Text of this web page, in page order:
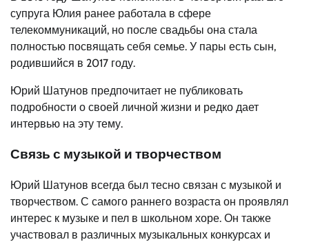
супруга Юлия ранее работала в сфере
телекоммуникаций, но после свадьбы она стала
полностью посвящать себя семье. У пары есть сын,
родившийся в 2017 году.
Юрий Шатунов предпочитает не публиковать
подробности о своей личной жизни и редко дает
интервью на эту тему.
Связь с музыкой и творчеством
Юрий Шатунов всегда был тесно связан с музыкой и
творчеством. С самого раннего возраста он проявлял
интерес к музыке и пел в школьном хоре. Он также
участвовал в различных музыкальных конкурсах и